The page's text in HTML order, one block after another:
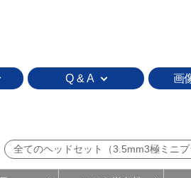
Q & A 画
全てのヘッドセット（3.5mm3極ミニ